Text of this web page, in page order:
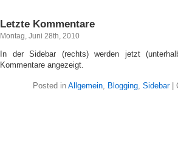
Letzte Kommentare
Montag, Juni 28th, 2010
In der Sidebar (rechts) werden jetzt
Kommentare angezeigt.
Posted in Allgemein, Blogging, Sidebar|